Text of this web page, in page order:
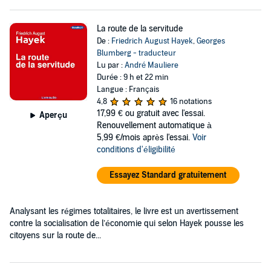
Aperçu
La route de la servitude
De : Friedrich August Hayek,Georges
Blumberg - traducteur
Lu par :André Mauliere
Durée : 9 h et 22 min
Langue : Français
4,8
16 notations
17,99 € ou gratuit avec l'essai.
Renouvellement automatique à
5,99 €/mois après l'essai. Voir
conditions d'éligibilité
Essayez Standard gratuitement
Analysant les régimes totalitaires, le livre est un avertissement
contre la socialisation de l’économie qui selon Hayek pousse les
citoyens sur la route de...